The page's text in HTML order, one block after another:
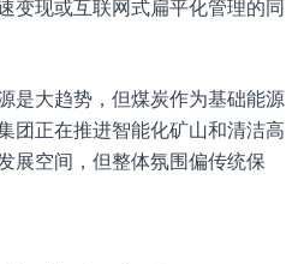
变现或互联网式扁平化管理的同
是大趋势，但煤炭作为基础能源
团正在推进智能化矿山和清洁高
展空间，但整体氛围偏传统保